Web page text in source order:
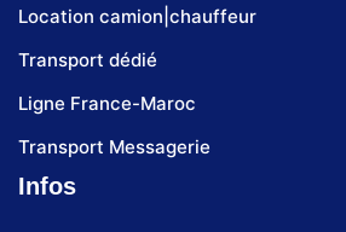
Location camion|chauffeur
Transport dédié
Ligne France-Maroc
Transport Messagerie
Infos